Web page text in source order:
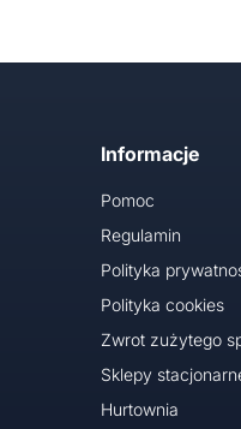
Informacje
Pomoc
Regulamin
Polityka
Polityka cookies
Zwrot zużytego
Sklepy
Hurtownia